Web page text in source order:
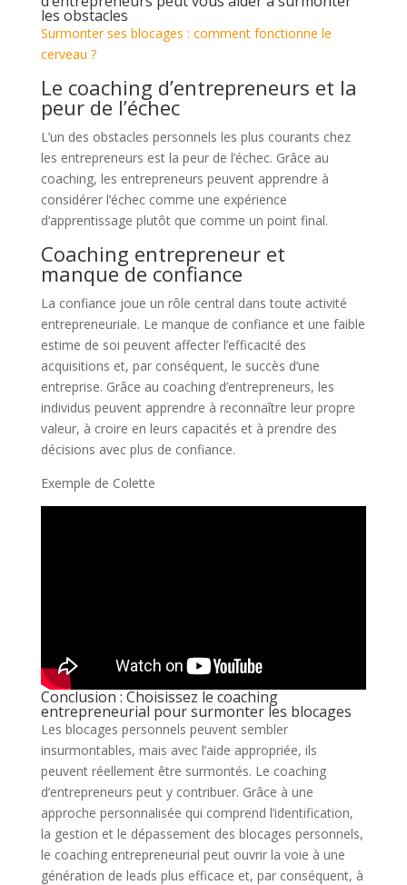
les obstacles
Surmonter ses blocages : comment fonctionne le
cerveau ?
Le coaching d’entrepreneurs et la
peur de l’échec
L’un des obstacles personnels les plus courants chez
les entrepreneurs est la peur de l’échec. Grâce au
coaching, les entrepreneurs peuvent apprendre à
considérer l’échec comme une expérience
d’apprentissage plutôt que comme un point final.
Coaching entrepreneur et
manque de confiance
La confiance joue un rôle central dans toute activité
entrepreneuriale. Le manque de confiance et une faible
estime de soi peuvent affecter l’efficacité des
acquisitions et, par conséquent, le succès d’une
entreprise. Grâce au coaching d’entrepreneurs, les
individus peuvent apprendre à reconnaître leur propre
valeur, à croire en leurs capacités et à prendre des
décisions avec plus de confiance.
Exemple de Colette
Conclusion : Choisissez le coaching
entrepreneurial pour surmonter les blocages
Les blocages personnels peuvent sembler
insurmontables, mais avec l’aide appropriée, ils
peuvent réellement être surmontés. Le coaching
d’entrepreneurs peut y contribuer. Grâce à une
approche personnalisée qui comprend l’identification,
la gestion et le dépassement des blocages personnels,
le coaching entrepreneurial peut ouvrir la voie à une
génération de leads plus efficace et, par conséquent, à